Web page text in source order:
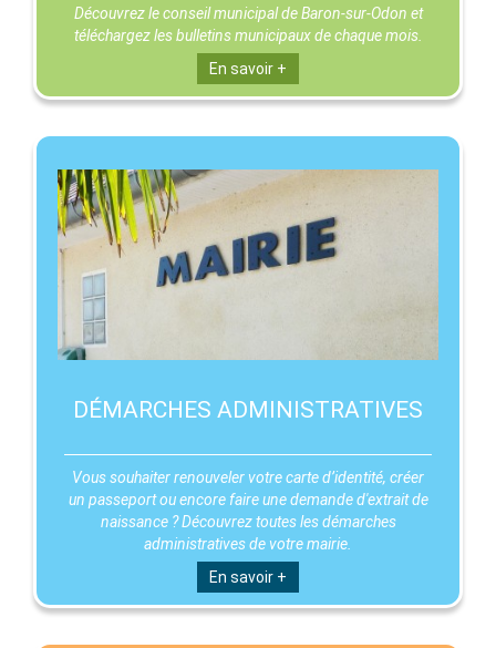
Découvrez le conseil municipal de Baron-sur-Odon et
téléchargez les bulletins municipaux de chaque mois.
En savoir +
DÉMARCHES ADMINISTRATIVES
Vous souhaiter renouveler votre carte d’identité, créer
un passeport ou encore faire une demande d'extrait de
naissance ? Découvrez toutes les démarches
administratives de votre mairie.
En savoir +